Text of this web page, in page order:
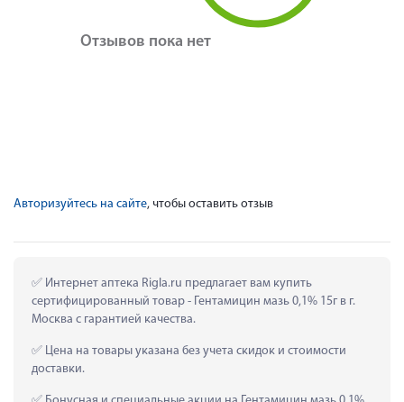
Отзывов пока нет
Авторизуйтесь на сайте, чтобы оставить отзыв
Интернет аптека Rigla.ru предлагает вам купить
сертифицированный товар - Гентамицин мазь 0,1% 15г в г.
Москва с гарантией качества.
Цена на товары указана без учета скидок и стоимости
доставки.